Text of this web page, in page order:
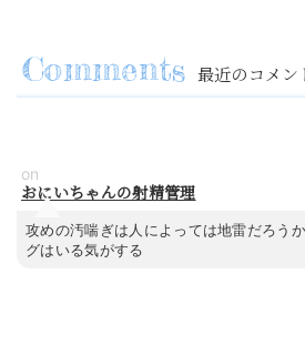
最近のコメン
on
おにいちゃんの射精管理
攻めの汚喘ぎは人によっては地雷だろう
グはいる気がする